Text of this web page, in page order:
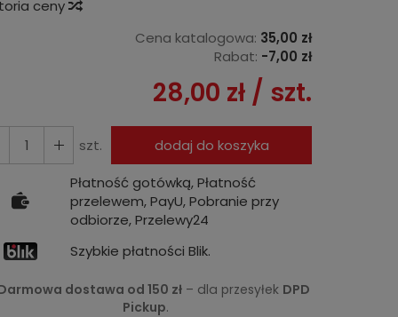
ceny
Cena katalogowa: 35,00 zł
Rabat: -7,00 zł
28,00 zł / szt.
szt.
dodaj do koszyka
Płatność gotówką, Płatność
przelewem, PayU, Pobranie przy
odbiorze, Przelewy24
Szybkie płatności Blik.
dostawa od 150 zł – dla przesyłek DPD
Pickup.